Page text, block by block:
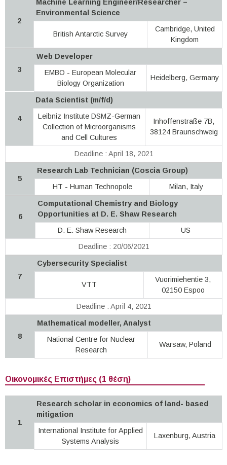
2
Machine Learning Engineer/Researcher –
Environmental Science
British Antarctic Survey
Cambridge, United
Kingdom
3
Web Developer
EMBO - European Molecular
Biology Organization
Heidelberg, Germany
4
Data Scientist (m/f/d)
Leibniz Institute DSMZ-German
Collection of Microorganisms
and Cell Cultures
Inhoffenstraße 7B,
38124 Braunschweig
Deadline : April 18, 2021
5
Research Lab Technician (Coscia Group)
HT - Human Technopole
Milan, Italy
6
Computational Chemistry and Biology
Opportunities at D. E. Shaw Research
D. E. Shaw Research
US
Deadline : 20/06/2021
7
Cybersecurity Specialist
VTT
Vuorimiehentie 3,
02150 Espoo
Deadline : April 4, 2021
8
Mathematical modeller, Analyst
National Centre for Nuclear
Research
Warsaw, Poland
Οικονομικές Επιστήμες (1 θέση)
1
Research scholar in economics of land- based
mitigation
International Institute for Applied
Systems Analysis
Laxenburg, Austria